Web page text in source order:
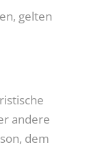
gelten
andere
dem